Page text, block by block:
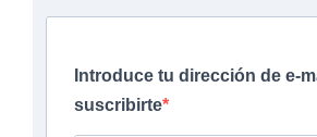
Introduce tu dirección de e-
suscribirte